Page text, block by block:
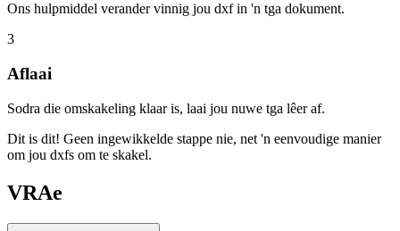
Ons hulpmiddel verander vinnig jou dxf in 'n tga dokument.
3
Aflaai
Sodra die omskakeling klaar is, laai jou nuwe tga lêer af.
Dit is dit! Geen ingewikkelde stappe nie, net 'n eenvoudige manier
om jou dxfs om te skakel.
VRAe